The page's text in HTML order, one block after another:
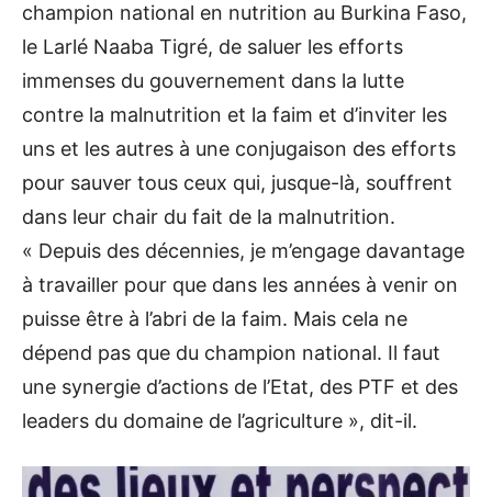
champion national en nutrition au Burkina Faso,
le Larlé Naaba Tigré, de saluer les efforts
immenses du gouvernement dans la lutte
contre la malnutrition et la faim et d’inviter les
uns et les autres à une conjugaison des efforts
pour sauver tous ceux qui, jusque-là, souffrent
dans leur chair du fait de la malnutrition.
« Depuis des décennies, je m’engage davantage
à travailler pour que dans les années à venir on
puisse être à l’abri de la faim. Mais cela ne
dépend pas que du champion national. Il faut
une synergie d’actions de l’Etat, des PTF et des
leaders du domaine de l’agriculture », dit-il.